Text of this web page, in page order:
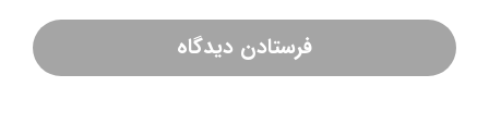
وب‌ سایت